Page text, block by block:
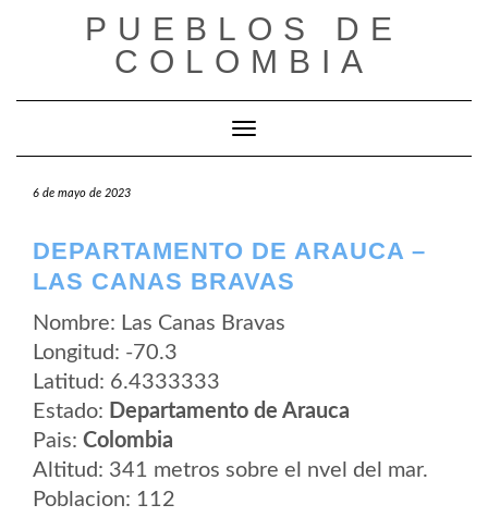
PUEBLOS DE
COLOMBIA
Cambiar modo de navegación
6 de mayo de 2023
DEPARTAMENTO DE ARAUCA –
LAS CANAS BRAVAS
Nombre: Las Canas Bravas
Longitud: -70.3
Latitud: 6.4333333
Estado: Departamento de Arauca
Pais: Colombia
Altitud: 341 metros sobre el nvel del mar.
Poblacion: 112